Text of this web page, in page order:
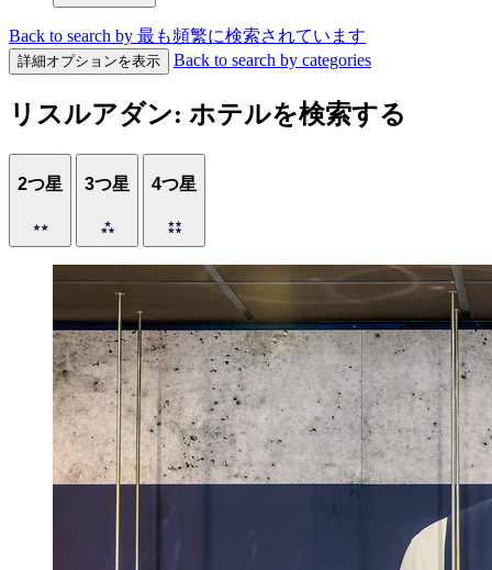
Back to search by 最も頻繁に検索されています
詳細オプションを表示 Back to search by categories
リスルアダン: ホテルを検索する
2つ星 3つ星 4つ星